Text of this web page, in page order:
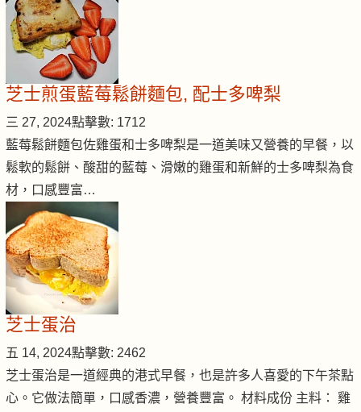
芝士煎蛋藍莓鬆餅麵包, 配士多啤梨
三 27, 2024點擊數: 1712
藍莓鬆餅麵包佐雞蛋和士多啤梨是一道美味又營養的早餐，以
鬆軟的鬆餅、酸甜的藍莓、滑嫩的雞蛋和新鮮的士多啤梨為食
材，口感豐富…
芝士蛋治
五 14, 2024點擊數: 2462
芝士蛋治是一道經典的港式早餐，也是許多人喜愛的下午茶點
心。它做法簡單，口感香濃，營養豐富。 材料成份 主料： 雞